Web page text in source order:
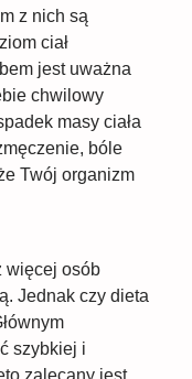
z nich są
ciał
jest uważna
chwilowy
masy ciała
bóle
Twój organizm
więcej osób
Jednak czy dieta
szybkiej i
zalecany jest